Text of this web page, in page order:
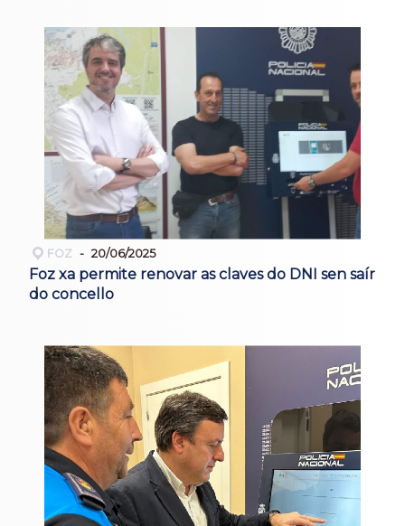
FOZ 20/06/2025
Foz xa permite renovar as claves do DNI sen saír
do concello